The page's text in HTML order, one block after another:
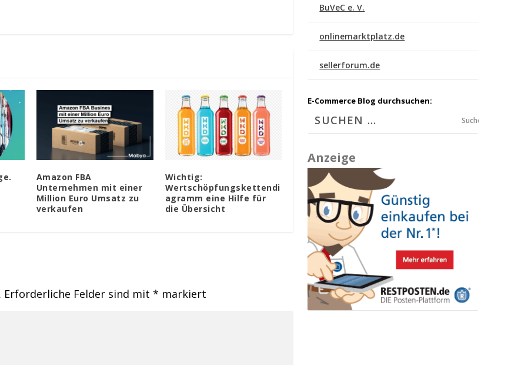
Amazon FBA
Unternehmen mit einer
Million Euro Umsatz zu
verkaufen
Wichtig:
Wertschöpfungskettendi
agramm eine Hilfe für
die Übersicht
Erforderliche Felder sind mit* markiert
BuVeC e. V.
onlinemarktplatz.de
sellerforum.de
E-Commerce Blog durchsuchen:
Suchen
Anzeige